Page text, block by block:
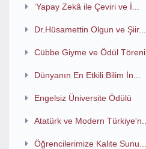
‘Yapay Zekâ ile Çeviri ve İ...
Dr.Hüsamettin Olgun ve Şiir...
Cübbe Giyme ve Ödül Töreni
Dünyanın En Etkili Bilim İn...
Engelsiz Üniversite Ödülü
Atatürk ve Modern Türkiye'n...
Öğrencilerimize Kalite Sunu...